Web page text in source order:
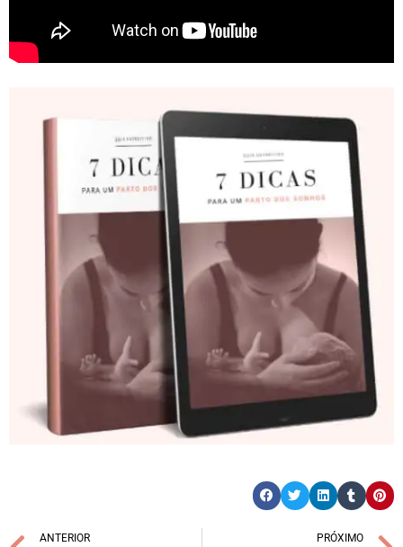
ANTERIOR PRÓXIMO